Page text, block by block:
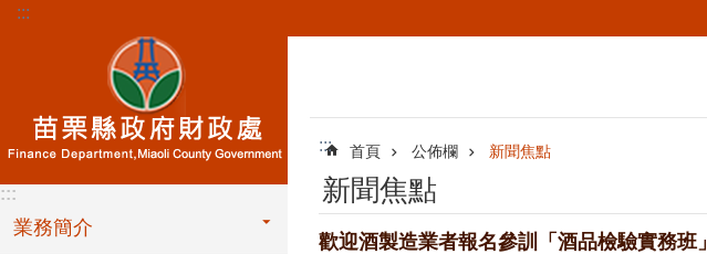
跳到主要內容區塊
:::
:::
業務簡介
::: 首頁 公佈欄 新聞焦點
新聞焦點
歡迎酒製造業者報名參訓「酒品檢驗實務班」